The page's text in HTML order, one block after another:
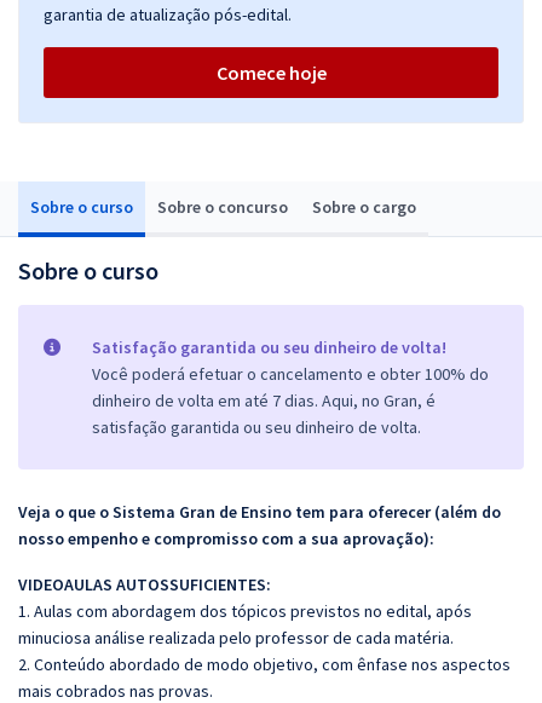
Sobre o curso Sobre o concurso Sobre o cargo
Sobre o curso
Satisfação garantida ou seu dinheiro de volta!
Você poderá efetuar o cancelamento e obter 100% do
dinheiro de volta em até 7 dias. Aqui, no Gran, é
satisfação garantida ou seu dinheiro de volta.
Veja o que o Sistema Gran de Ensino tem para oferecer (além do
nosso empenho e compromisso com a sua aprovação):
VIDEOAULAS AUTOSSUFICIENTES:
1. Aulas com abordagem dos tópicos previstos no edital, após
minuciosa análise realizada pelo professor de cada matéria.
2. Conteúdo abordado de modo objetivo, com ênfase nos aspectos
mais cobrados nas provas.
garantia de atualização pós-edital.
Comece hoje